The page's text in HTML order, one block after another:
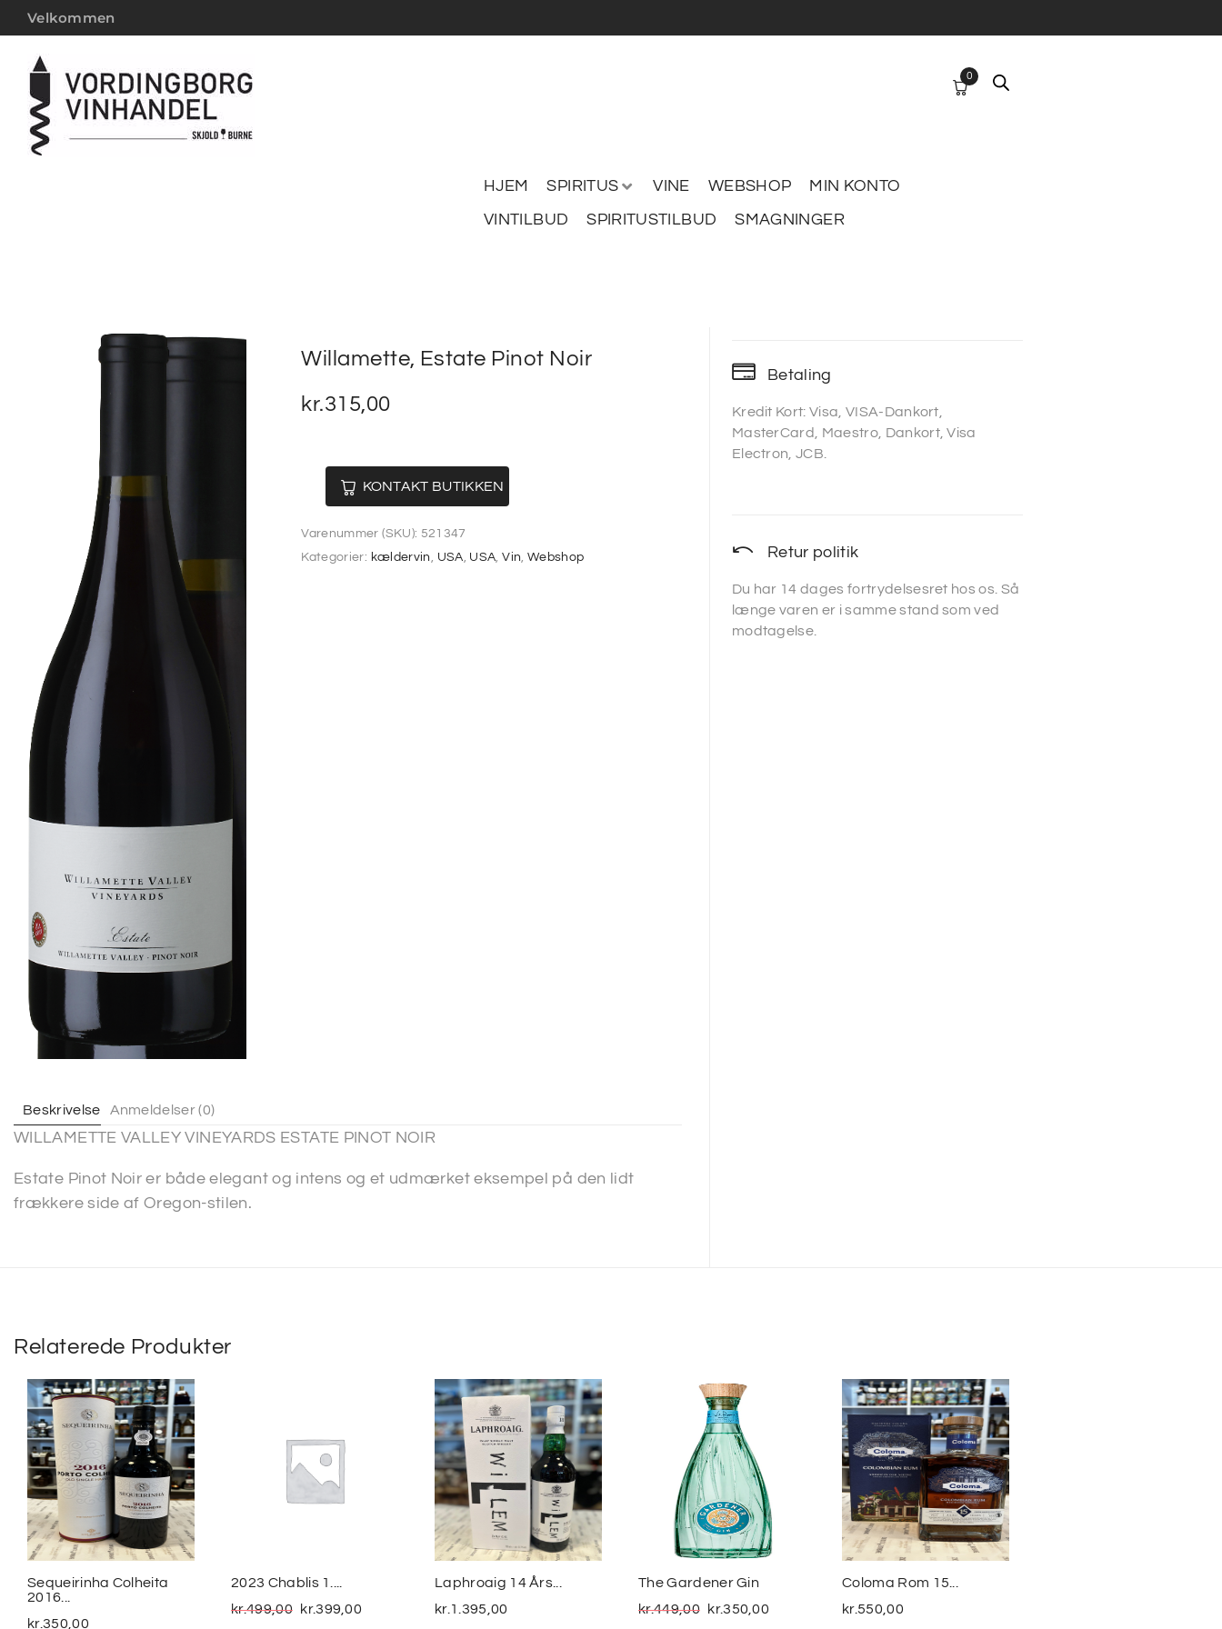
Velkommen
HJEM SPIRITUS VINE WEBSHOP
MIN KONTO
VINTILBUD
SPIRITUSTILBUD SMAGNINGER
0
Willamette, Estate Pinot Noir
kr.315,00
KONTAKT BUTIKKEN
Varenummer (SKU): 521347
Kategorier: kældervin , USA, USA,Vin, Webshop
Beskrivelse Anmeldelser (0)
WILLAMETTE VALLEY VINEYARDS ESTATE PINOT NOIR
Estate Pinot Noir er både elegant og intens og et udmærket eksempel på den lidt
frækkere side af Oregon-stilen.
Betaling
Kredit Kort: Visa, VISA-Dankort,
MasterCard, Maestro, Dankort, Visa
Electron, JCB.
Retur politik
Du har 14 dages fortrydelsesret hos os. Så
længe varen er i samme stand som ved
modtagelse.
Relaterede Produkter
Sequeirinha Colheita
2016...
kr.350,00
2023 Chablis 1....
kr.499,00 kr.399,00
Laphroaig 14 Års...
kr. 1.395,00
The Gardener Gin
kr.449,00 kr.350,00
Coloma Rom 15...
kr.550,00